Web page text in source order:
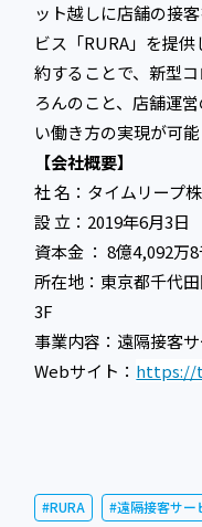
ット越しに店舗の接
ビス「RURA」を提
約することで、新型
ろんのこと、店舗運
い働き方の実現が可能
【会社概要】
社 名：タイムリープ
設 立：2019年6月3日
資本金 ： 8億4,092万
所在地：東京都千代
3F
事業内容：遠隔接客
Webサイト： https://
RURA 遠隔接客サー